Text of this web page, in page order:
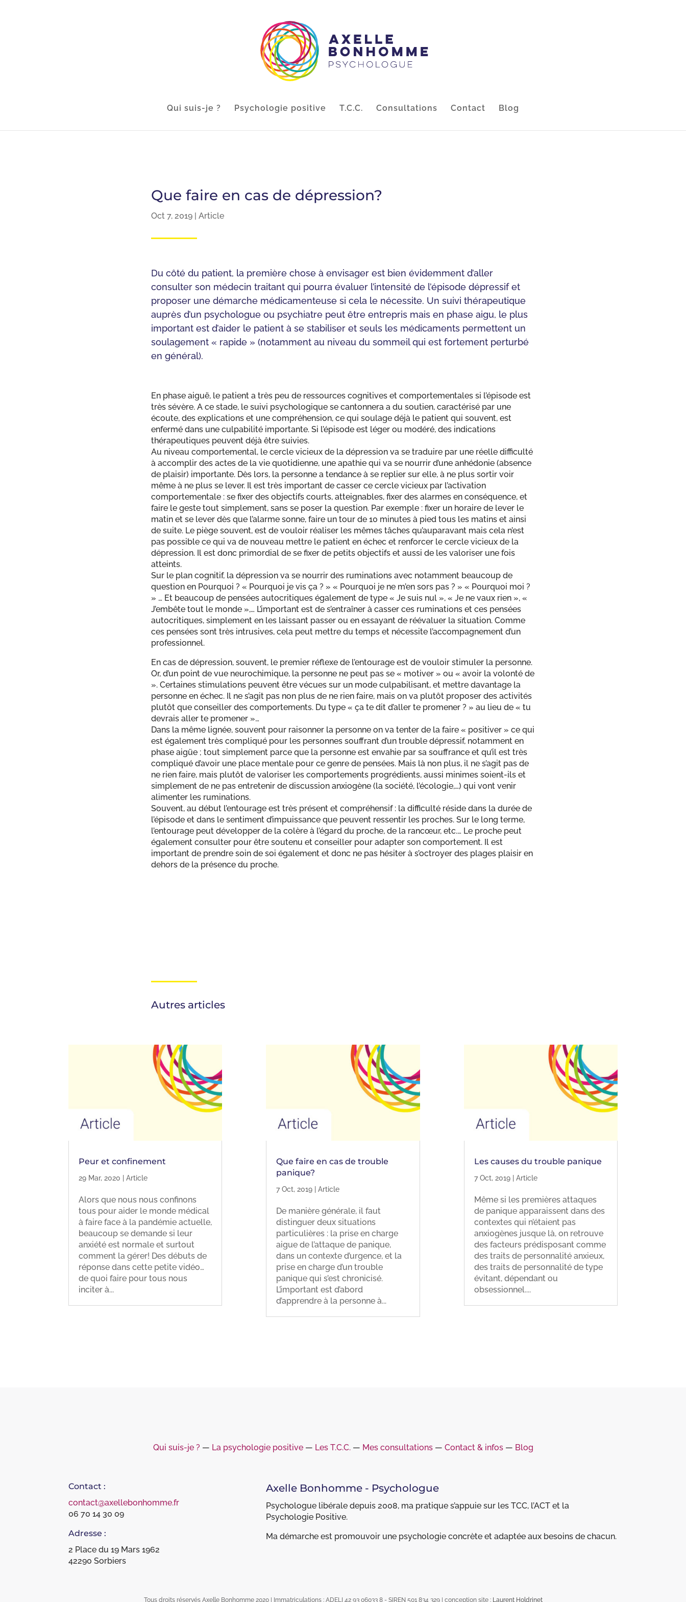
Qui suis-je ? Psychologie positive T.C.C. Consultations Contact Blog
Que faire en cas de dépression?
Oct 7, 2019| Article
Du côté du patient, la première chose à envisager est bien évidemment d’aller
consulter son médecin traitant qui pourra évaluer l’intensité de l’épisode dépressif et
proposer une démarche médicamenteuse si cela le nécessite. Un suivi thérapeutique
auprès d’un psychologue ou psychiatre peut être entrepris mais en phase aigu, le plus
important est d’aider le patient à se stabiliser et seuls les médicaments permettent un
soulagement « rapide » (notamment au niveau du sommeil qui est fortement perturbé
en général).
En phase aiguë, le patient a très peu de ressources cognitives et comportementales si l’épisode est
très sévère. A ce stade, le suivi psychologique se cantonnera a du soutien, caractérisé par une
écoute, des explications et une compréhension, ce qui soulage déjà le patient qui souvent, est
enfermé dans une culpabilité importante. Si l’épisode est léger ou modéré, des indications
thérapeutiques peuvent déjà être suivies.
Au niveau comportemental, le cercle vicieux de la dépression va se traduire par une réelle difficulté
à accomplir des actes de la vie quotidienne, une apathie qui va se nourrir d’une anhédonie (absence
de plaisir) importante. Dès lors, la personne a tendance à se replier sur elle, à ne plus sortir voir
même à ne plus se lever. Il est très important de casser ce cercle vicieux par l’activation
comportementale : se fixer des objectifs courts, atteignables, fixer des alarmes en conséquence, et
faire le geste tout simplement, sans se poser la question. Par exemple : fixer un horaire de lever le
matin et se lever dès que l’alarme sonne, faire un tour de 10 minutes à pied tous les matins et ainsi
de suite. Le piège souvent, est de vouloir réaliser les mêmes tâches qu’auparavant mais cela n’est
pas possible ce qui va de nouveau mettre le patient en échec et renforcer le cercle vicieux de la
dépression. Il est donc primordial de se fixer de petits objectifs et aussi de les valoriser une fois
atteints.
Sur le plan cognitif, la dépression va se nourrir des ruminations avec notamment beaucoup de
question en Pourquoi ? « Pourquoi je vis ça ? » « Pourquoi je ne m’en sors pas ? » « Pourquoi moi ?
» … Et beaucoup de pensées autocritiques également de type « Je suis nul », « Je ne vaux rien », «
J’embête tout le monde »,… L’important est de s’entraîner à casser ces ruminations et ces pensées
autocritiques, simplement en les laissant passer ou en essayant de réévaluer la situation. Comme
ces pensées sont très intrusives, cela peut mettre du temps et nécessite l’accompagnement d’un
professionnel.
En cas de dépression, souvent, le premier réflexe de l’entourage est de vouloir stimuler la personne.
Or, d’un point de vue neurochimique, la personne ne peut pas se « motiver » ou « avoir la volonté de
». Certaines stimulations peuvent être vécues sur un mode culpabilisant, et mettre davantage la
personne en échec. Il ne s’agit pas non plus de ne rien faire, mais on va plutôt proposer des activités
plutôt que conseiller des comportements. Du type « ça te dit d’aller te promener ? » au lieu de « tu
devrais aller te promener »…
Dans la même lignée, souvent pour raisonner la personne on va tenter de la faire « positiver » ce qui
est également très compliqué pour les personnes souffrant d’un trouble dépressif, notamment en
phase aigüe ; tout simplement parce que la personne est envahie par sa souffrance et qu’il est très
compliqué d’avoir une place mentale pour ce genre de pensées. Mais là non plus, il ne s’agit pas de
ne rien faire, mais plutôt de valoriser les comportements progrédients, aussi minimes soient-ils et
simplement de ne pas entretenir de discussion anxiogène (la société, l’écologie,…) qui vont venir
alimenter les ruminations.
Souvent, au début l’entourage est très présent et compréhensif : la difficulté réside dans la durée de
l’épisode et dans le sentiment d’impuissance que peuvent ressentir les proches. Sur le long terme,
l’entourage peut développer de la colère à l’égard du proche, de la rancœur, etc.… Le proche peut
également consulter pour être soutenu et conseiller pour adapter son comportement. Il est
important de prendre soin de soi également et donc ne pas hésiter à s’octroyer des plages plaisir en
dehors de la présence du proche.
Autres articles
Peur et confinement
29 Mar, 2020 |Article
Alors que nous nous confinons
tous pour aider le monde médical
à faire face à la pandémie actuelle,
beaucoup se demande si leur
anxiété est normale et surtout
comment la gérer! Des débuts de
réponse dans cette petite vidéo…
de quoi faire pour tous nous
inciter à...
Que faire en cas de trouble
panique?
7 Oct, 2019 |Article
De manière générale, il faut
distinguer deux situations
particulières : la prise en charge
aigue de l’attaque de panique,
dans un contexte d’urgence, et la
prise en charge d’un trouble
panique qui s’est chronicisé.
L’important est d’abord
d’apprendre à la personne à...
Les causes du trouble panique
7 Oct, 2019| Article
Même si les premières attaques
de panique apparaissent dans des
contextes qui n’étaient pas
anxiogènes jusque là, on retrouve
des facteurs prédisposant comme
des traits de personnalité anxieux,
des traits de personnalité de type
évitant, dépendant ou
obsessionnel....
Qui suis-je ? ― La psychologie positive― Les T.C.C.― Mes consultations― Contact & infos― Blog
Contact :
contact@axellebonhomme.fr
06 70 14 30 09
Adresse :
2 Place du 19 Mars 1962
42290 Sorbiers
Axelle Bonhomme - Psychologue
Psychologue libérale depuis 2008, ma pratique s’appuie sur les TCC, l’ACT et la
Psychologie Positive.
Ma démarche est promouvoir une psychologie concrète et adaptée aux besoins de chacun.
Tous droits réservés Axelle Bonhomme 2020 | Immatriculations : ADELI 42 93 06033 8 - SIREN 501 834 329 | conception site : Laurent Holdrinet